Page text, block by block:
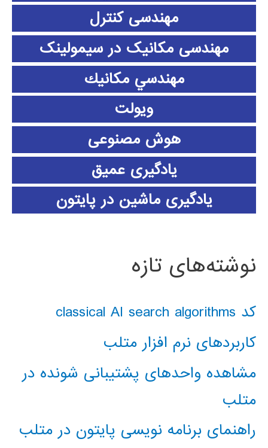
مهندسی کنترل
مهندسی مکانیک در سیمولینک
مهندسي مكانيك
ویولت
هوش مصنوعی
یادگیری عمیق
یادگیری ماشین در پایتون
نوشته‌های تازه
کد classical AI search algorithms
کاربردهای نرم افزار متلب
مشاهده واحدهای پشتیبانی شونده در
متلب
راهنمای برنامه نویسی پایتون در متلب